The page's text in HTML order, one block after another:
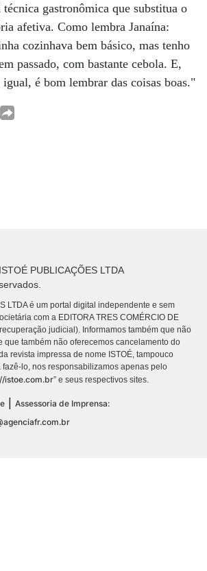
técnica gastronômica que substitua o
afetiva. Como lembra Janaína:
cozinhava bem básico, mas tenho
passado, com bastante cebola. E,
igual, é bom lembrar das coisas boas."
PUBLICAÇÕES LTDA
LTDA é um portal digital independente e sem
com a EDITORA TRES COMÉRCIO DE
judicial). Informamos também que não
que também não oferecemos cancelamento do
revista impressa de nome ISTOÉ, tampouco
lo, nos responsabilizamos apenas pelo
istoe.com.br” e seus respectivos sites.
| Assessoria de Imprensa: